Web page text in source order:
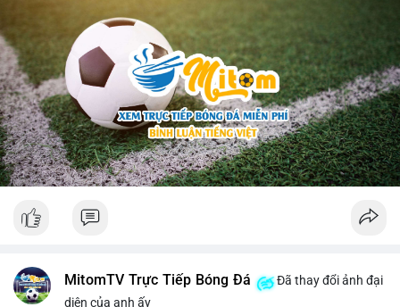
MitomTV Trực Tiếp Bóng Đá
Đã thay đổi ảnh đại
diện của anh ấy